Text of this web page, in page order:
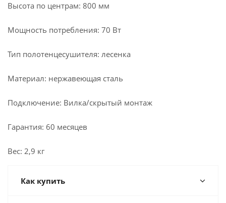
Высота по центрам: 800 мм
Мощность потребления: 70 Вт
Тип полотенцесушителя: лесенка
Материал: нержавеющая сталь
Подключение: Вилка/скрытый монтаж
Гарантия: 60 месяцев
Вес: 2,9 кг
Как купить